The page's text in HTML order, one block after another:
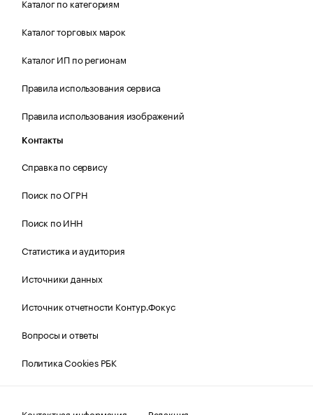
Каталог по категориям
Каталог торговых марок
Каталог ИП по регионам
Правила использования сервиса
Правила использования изображений
Контакты
Справка по сервису
Поиск по ОГРН
Поиск по ИНН
Статистика и аудитория
Источники данных
Источник отчетности Контур.Фокус
Вопросы и ответы
Политика Cookies РБК